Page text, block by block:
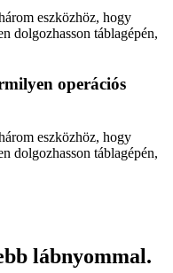
eszközhöz, hogy
dolgozhasson táblagépén,
operációs
eszközhöz, hogy
dolgozhasson táblagépén,
lábnyommal.